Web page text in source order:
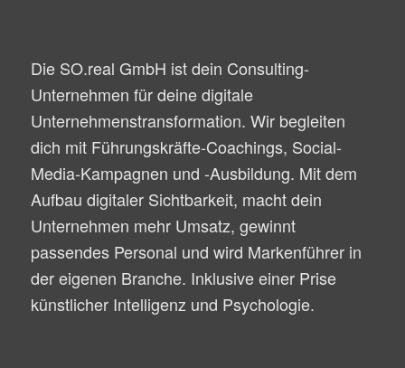
Die SO.real GmbH ist dein Consulting-
Unternehmen für deine digitale
Unternehmenstransformation. Wir begleiten
dich mit Führungskräfte-Coachings, Social-
Media-Kampagnen und -Ausbildung. Mit dem
Aufbau digitaler Sichtbarkeit, macht dein
Unternehmen mehr Umsatz, gewinnt
passendes Personal und wird Markenführer in
der eigenen Branche. Inklusive einer Prise
künstlicher Intelligenz und Psychologie.